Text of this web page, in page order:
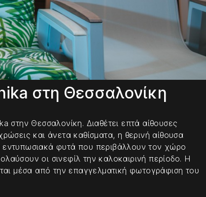
στη Θεσσαλονίκη
στην Θεσσαλονίκη. Διαθέτει επτά αίθουσες
και άνετα καθίσματα, η θερινή αίθουσα
εντυπωσιακά φυτά που περιβάλλουν τον χώρο
οι σινεφίλ την καλοκαιρινή περίοδο. Η
μέσα από την επαγγελματική φωτογράφιση του